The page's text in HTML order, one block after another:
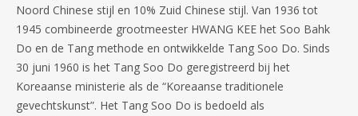
Noord Chinese stijl en 10% Zuid Chinese stijl. Van 1936 tot
1945 combineerde grootmeester HWANG KEE het Soo Bahk
Do en de Tang methode en ontwikkelde Tang Soo Do. Sinds
30 juni 1960 is het Tang Soo Do geregistreerd bij het
Koreaanse ministerie als de “Koreaanse traditionele
gevechtskunst”. Het Tang Soo Do is bedoeld als